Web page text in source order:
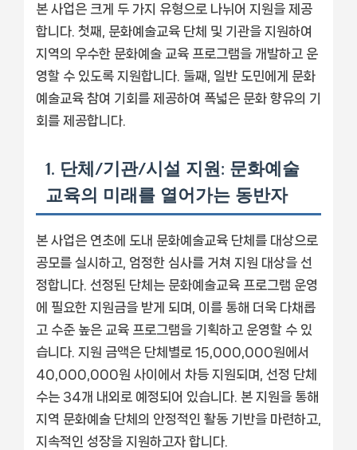
본 사업은 크게 두 가지 유형으로 나뉘어 지원을 제공
합니다. 첫째, 문화예술교육 단체 및 기관을 지원하여
지역의 우수한 문화예술 교육 프로그램을 개발하고 운
영할 수 있도록 지원합니다. 둘째, 일반 도민에게 문화
예술교육 참여 기회를 제공하여 폭넓은 문화 향유의 기
회를 제공합니다.
1. 단체/기관/시설 지원: 문화예술
교육의 미래를 열어가는 동반자
본 사업은 연초에 도내 문화예술교육 단체를 대상으로
공모를 실시하고, 엄정한 심사를 거쳐 지원 대상을 선
정합니다. 선정된 단체는 문화예술교육 프로그램 운영
에 필요한 지원금을 받게 되며, 이를 통해 더욱 다채롭
고 수준 높은 교육 프로그램을 기획하고 운영할 수 있
습니다. 지원 금액은 단체별로 15,000,000원에서
40,000,000원 사이에서 차등 지원되며, 선정 단체
수는 34개 내외로 예정되어 있습니다. 본 지원을 통해
지역 문화예술 단체의 안정적인 활동 기반을 마련하고,
지속적인 성장을 지원하고자 합니다.